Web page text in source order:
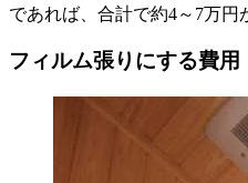
であれば、合計で約4～7万円
フィルム張りにする費用